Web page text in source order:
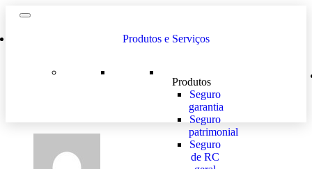
Produtos e Serviços
Produtos
Seguro
garantia
Seguro
patrimonial
Seguro
de RC